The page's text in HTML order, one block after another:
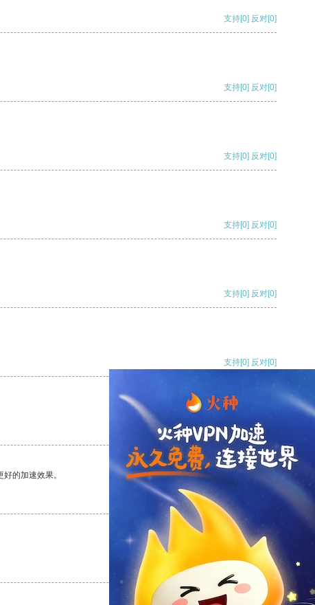
支持[0] 反对[0]
支持[0] 反对[0]
支持[0] 反对[0]
支持[0] 反对[0]
支持[0] 反对[0]
支持[0] 反对[0]
支持[0] 反对
的加速效果。
支持
反对 [0]